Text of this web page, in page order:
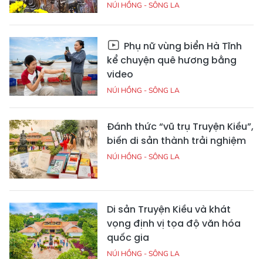
NÚI HỒNG - SÔNG LA
Phụ nữ vùng biển Hà Tĩnh
kể chuyện quê hương bằng
video
NÚI HỒNG - SÔNG LA
Đánh thức “vũ trụ Truyện Kiều”,
biến di sản thành trải nghiệm
NÚI HỒNG - SÔNG LA
Di sản Truyện Kiều và khát
vọng định vị tọa độ văn hóa
quốc gia
NÚI HỒNG - SÔNG LA